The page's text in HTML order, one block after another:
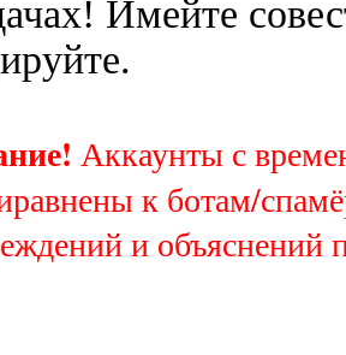
Имейте
Аккаунты с
к ботам/
и объяснений